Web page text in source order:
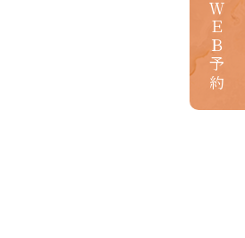
ＷＥＢ予約